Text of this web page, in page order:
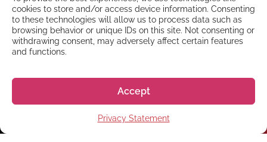
cookies to store and/or access device information. Consenting
to these technologies will allow us to process data such as
browsing behavior or unique IDs on this site. Not consenting or
withdrawing consent, may adversely affect certain features
and functions.
Accept
Privacy Statement